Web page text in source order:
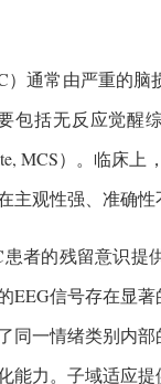
）通常由严重的
无反应觉醒综
MCS）。临床
观性强、准确性
者的残留意识提
EEG信号存在显
同一情绪类别内
能力。子域适应